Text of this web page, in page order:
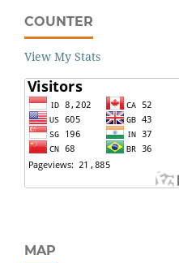
COUNTER
View My Stats
MAP